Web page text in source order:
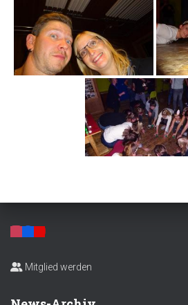
Mitglied werden